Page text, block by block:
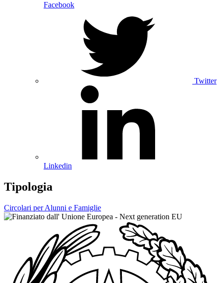
Facebook
Twitter
Linkedin
Tipologia
Circolari per Alunni e Famiglie